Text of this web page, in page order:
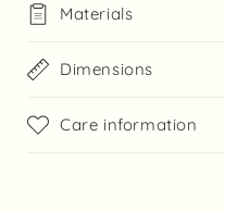
Materials
Dimensions
Care information